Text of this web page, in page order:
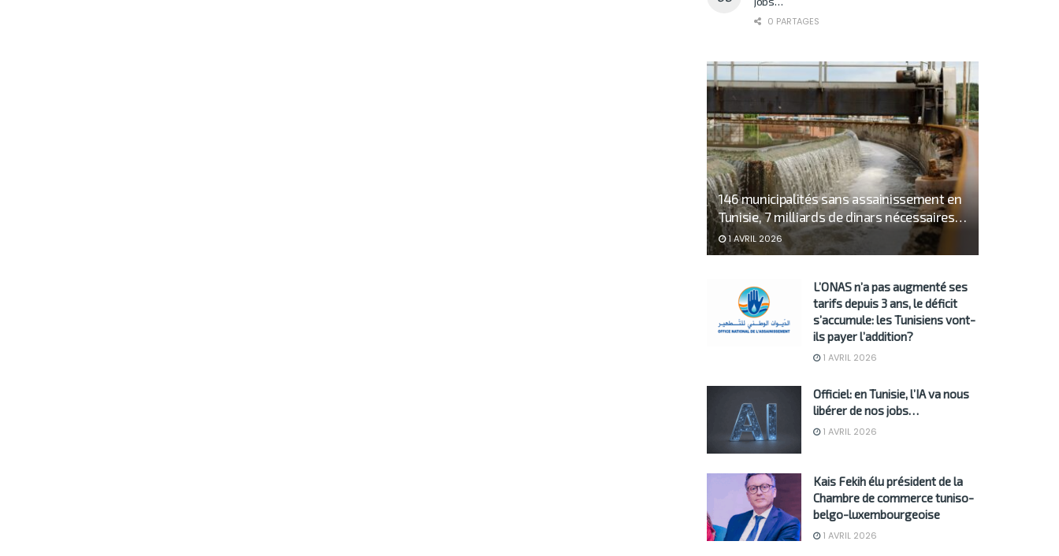
0 PARTAGES
146 municipalités sans assainissement en
Tunisie, 7 milliards de dinars nécessaires…
1 AVRIL 2026
L’ONAS n’a pas augmenté ses
tarifs depuis 3 ans, le déficit
s’accumule: les Tunisiens vont-
ils payer l’addition?
1 AVRIL 2026
Officiel: en Tunisie, l’IA va nous
libérer de nos jobs…
1 AVRIL 2026
Kais Fekih élu président de la
Chambre de commerce tuniso-
belgo-luxembourgeoise
1 AVRIL 2026